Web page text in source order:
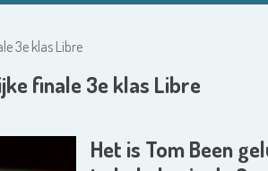
3e klas Libre
finale 3e klas Libre
Het is Tom Been